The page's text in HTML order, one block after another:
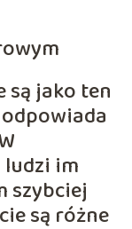
są jako ten
im
szybciej
są różne